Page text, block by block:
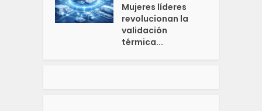
Mujeres líderes
revolucionan la
validación
térmica...